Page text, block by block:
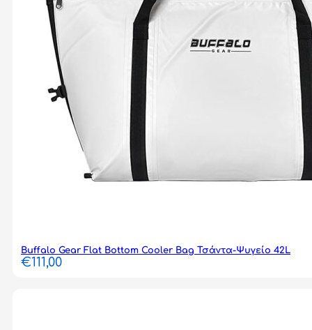
Buffalo Gear Flat Bottom Cooler Bag Τσάντα-Ψυγείο 42L
€111,00